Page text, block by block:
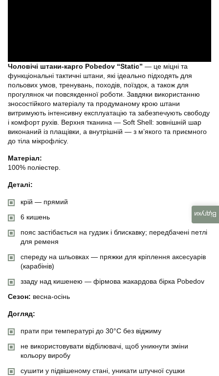
Чоловічі штани-карго Pobedov “Static” — це міцні та
функціональні тактичні штани, які ідеально підходять для
польових умов, тренувань, походів, поїздок, а також для
прогулянок чи повсякденної роботи. Завдяки використанню
зносостійкого матеріалу та продуманому крою штани
витримують інтенсивну експлуатацію та забезпечують свободу
і комфорт рухів. Верхня тканина — Soft Shell: зовнішній шар
виконаний із плащівки, а внутрішній — з м’якого та приємного
до тіла мікрофлісу.
Матеріал:
100% поліестер.
Деталі:
крій — прямий
6 кишень
пояс застібається на гудзик і блискавку; передбачені петлі
для ременя
спереду на шльовках — пряжки для кріплення аксесуарів
(карабінів)
ззаду над кишенею — фірмова жакардова бірка Pobedov
Сезон: весна-осінь
Догляд:
прати при температурі до 30°C без віджиму
не використовувати відбілювачі, щоб уникнути зміни
кольору виробу
сушити у підвішеному стані, уникати штучної сушки
Відгуки